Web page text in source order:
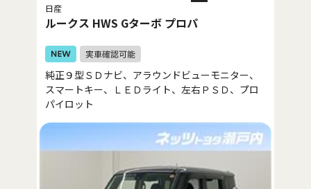
日産
ルークス HWS Gターボ プロパ
純正９型ＳＤナビ、アラウンドビューモニター、
スマートキー、ＬＥＤライト、左右ＰＳＤ、プロ
パイロット